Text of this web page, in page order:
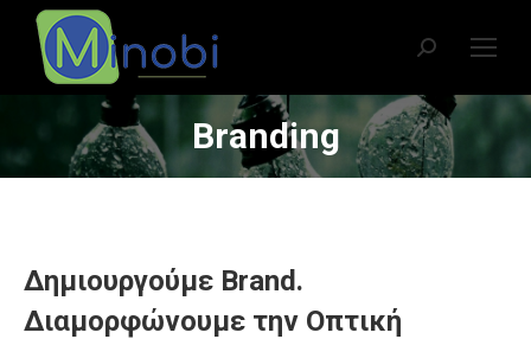
Search:
Branding
You are here:
Δημιουργούμε Brand.
Διαμορφώνουμε την Οπτική